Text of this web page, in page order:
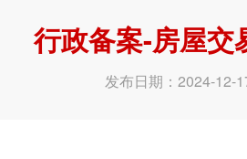
行政备案-房屋交
发布日期：2024-12-